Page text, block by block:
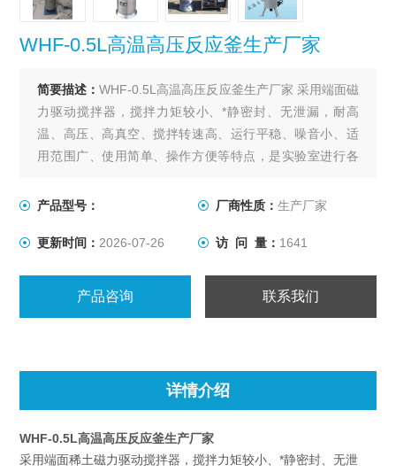
WHF-0.5L高温高压反应釜生产厂家
简要描述：WHF-0.5L高温高压反应釜生产厂家 采用端面磁
力驱动搅拌器，搅拌力矩较小、*静密封、无泄漏，耐高
温、高压、高真空、搅拌转速高、运行平稳、噪音小、适
用范围广、使用简单、操作方便等特点，是实验室进行各
金、制药、化工的理想选择。
产品型号： 厂商性质： 生产厂家
更新时间： 2026-07-26 访 问 量： 1641
产品咨询 联系我们
详情介绍
WHF-0.5L高温高压反应釜生产厂家
采用端面稀土磁力驱动搅拌器，搅拌力矩较小、*静密封、无泄